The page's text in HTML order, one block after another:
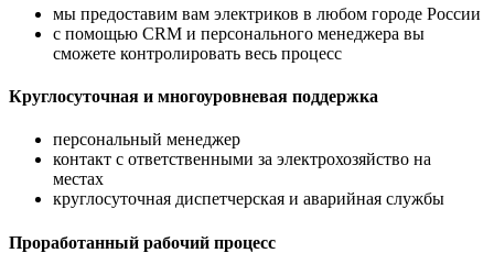
мы предоставим вам электриков в любом городе России
с помощью CRM и персонального менеджера вы
сможете контролировать весь процесс
Круглосуточная и многоуровневая поддержка
персональный менеджер
контакт с ответственными за электрохозяйство на
местах
круглосуточная диспетчерская и аварийная службы
Проработанный рабочий процесс